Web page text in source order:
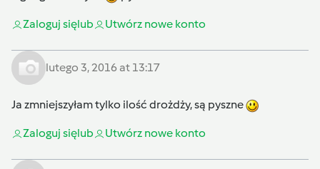
Zaloguj sięlub Utwórz nowe konto
lutego 3, 2016 at 13:17
Ja zmniejszyłam tylko ilość drożdży, są pyszne
Zaloguj sięlub Utwórz nowe konto